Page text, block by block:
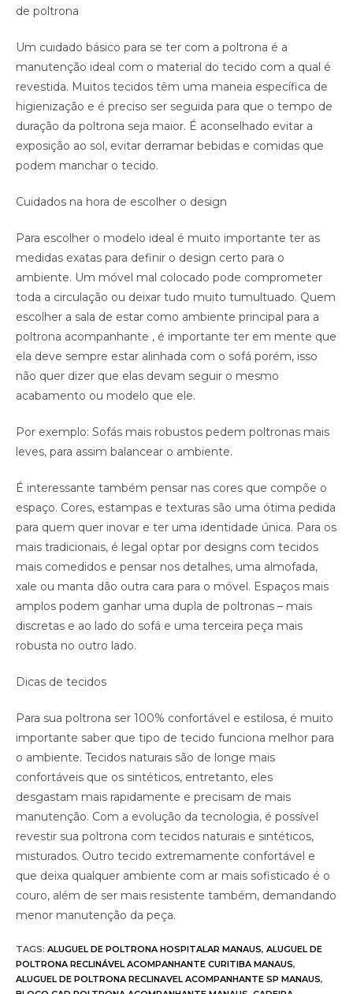
de poltrona
Um cuidado básico para se ter com a poltrona é a
manutenção ideal com o material do tecido com a qual é
revestida. Muitos tecidos têm uma maneia específica de
higienização e é preciso ser seguida para que o tempo de
duração da poltrona seja maior. É aconselhado evitar a
exposição ao sol, evitar derramar bebidas e comidas que
podem manchar o tecido.
Cuidados na hora de escolher o design
Para escolher o modelo ideal é muito importante ter as
medidas exatas para definir o design certo para o
ambiente. Um móvel mal colocado pode comprometer
toda a circulação ou deixar tudo muito tumultuado. Quem
escolher a sala de estar como ambiente principal para a
poltrona acompanhante , é importante ter em mente que
ela deve sempre estar alinhada com o sofá porém, isso
não quer dizer que elas devam seguir o mesmo
acabamento ou modelo que ele.
Por exemplo: Sofás mais robustos pedem poltronas mais
leves, para assim balancear o ambiente.
É interessante também pensar nas cores que compõe o
espaço. Cores, estampas e texturas são uma ótima pedida
para quem quer inovar e ter uma identidade única. Para os
mais tradicionais, é legal optar por designs com tecidos
mais comedidos e pensar nos detalhes, uma almofada,
xale ou manta dão outra cara para o móvel. Espaços mais
amplos podem ganhar uma dupla de poltronas – mais
discretas e ao lado do sofá e uma terceira peça mais
robusta no outro lado.
Dicas de tecidos
Para sua poltrona ser 100% confortável e estilosa, é muito
importante saber que tipo de tecido funciona melhor para
o ambiente. Tecidos naturais são de longe mais
confortáveis que os sintéticos, entretanto, eles
desgastam mais rapidamente e precisam de mais
manutenção. Com a evolução da tecnologia, é possível
revestir sua poltrona com tecidos naturais e sintéticos,
misturados. Outro tecido extremamente confortável e
que deixa qualquer ambiente com ar mais sofisticado é o
couro, além de ser mais resistente também, demandando
menor manutenção da peça.
TAGS: ALUGUEL DE POLTRONA HOSPITALAR MANAUS, ALUGUEL DE
POLTRONA RECLINÁVEL ACOMPANHANTE CURITIBA MANAUS,
ALUGUEL DE POLTRONA RECLINAVEL ACOMPANHANTE SP MANAUS,